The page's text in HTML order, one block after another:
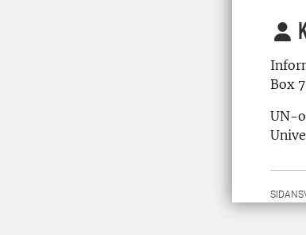
Box
UN-